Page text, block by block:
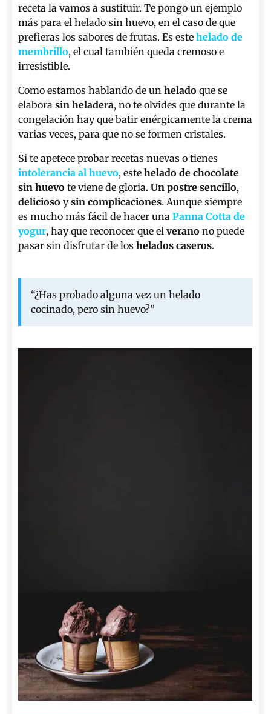
receta la vamos a sustituir. Te pongo un ejemplo
más para el helado sin huevo, en el caso de que
prefieras los sabores de frutas. Es estehelado de
membrillo, el cual también queda cremoso e
irresistible.
Como estamos hablando de unhelado que se
elaborasin heladera, no te olvides que durante la
congelación hay que batir enérgicamente la crema
varias veces, para que no se formen cristales.
Si te apetece probar recetas nuevas o tienes
intolerancia al huevo, estehelado de chocolate
sin huevo te viene de gloria.Un postre sencillo,
deliciosoysin complicaciones. Aunque siempre
es mucho más fácil de hacer unaPanna Cotta de
yogur, hay que reconocer que elverano no puede
pasar sin disfrutar de loshelados caseros.
“¿Has probado alguna vez un helado
cocinado, pero sin huevo?”